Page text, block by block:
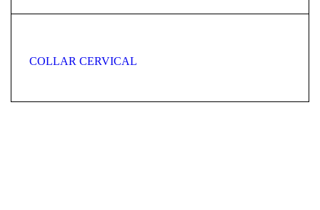
COLLAR CERVICAL